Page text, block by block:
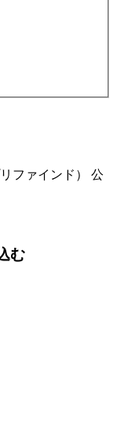
ファインド） 公
む